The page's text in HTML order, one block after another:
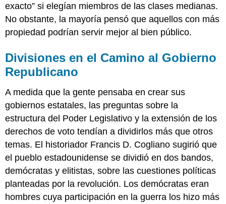
exacto” si elegían miembros de las clases medianas.
No obstante, la mayoría pensó que aquellos con más
propiedad podrían servir mejor al bien público.
Divisiones en el Camino al Gobierno
Republicano
A medida que la gente pensaba en crear sus
gobiernos estatales, las preguntas sobre la
estructura del Poder Legislativo y la extensión de los
derechos de voto tendían a dividirlos más que otros
temas. El historiador Francis D. Cogliano sugirió que
el pueblo estadounidense se dividió en dos bandos,
demócratas y elitistas, sobre las cuestiones políticas
planteadas por la revolución. Los demócratas eran
hombres cuya participación en la guerra los hizo más